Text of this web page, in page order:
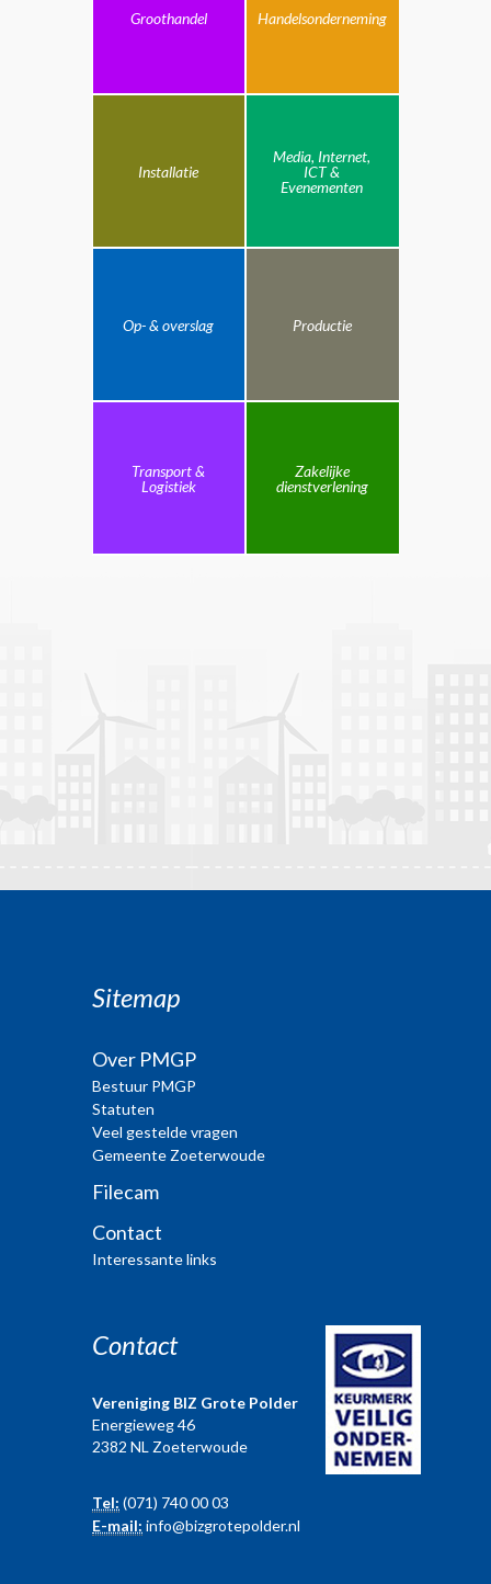
Groothandel Handelsonderneming
Installatie
Media, Internet,
ICT &
Evenementen
Op- & overslag Productie
Transport &
Logistiek
Zakelijke
dienstverlening
Sitemap
Over PMGP
Bestuur PMGP
Statuten
Veel gestelde vragen
Gemeente Zoeterwoude
Filecam
Contact
Interessante links
Contact
Vereniging BIZ Grote Polder
Energieweg 46
2382 NL Zoeterwoude
Tel: (071) 740 00 03
E-mail: info@bizgrotepolder.nl